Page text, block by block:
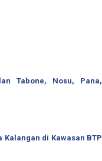
Tabone, Nosu, Pana,
di Kawasan BTP